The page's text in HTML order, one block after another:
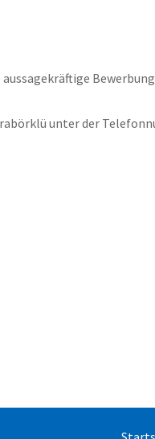
unter der